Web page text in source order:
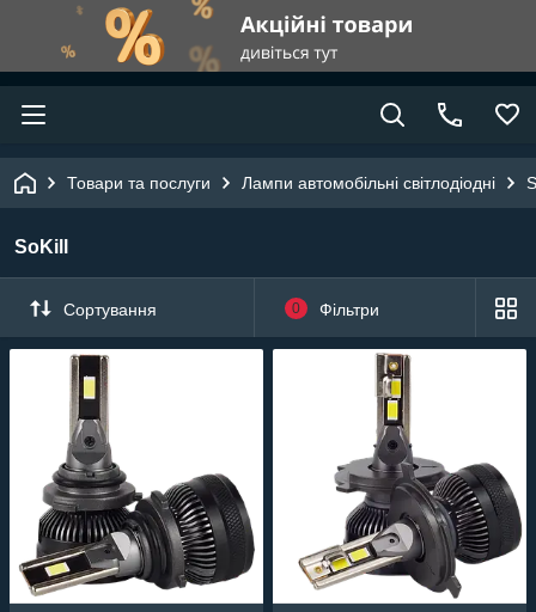
Товари та послуги Лампи автомобільні світлодіодні
SoKill
Сортування 0 Фільтри